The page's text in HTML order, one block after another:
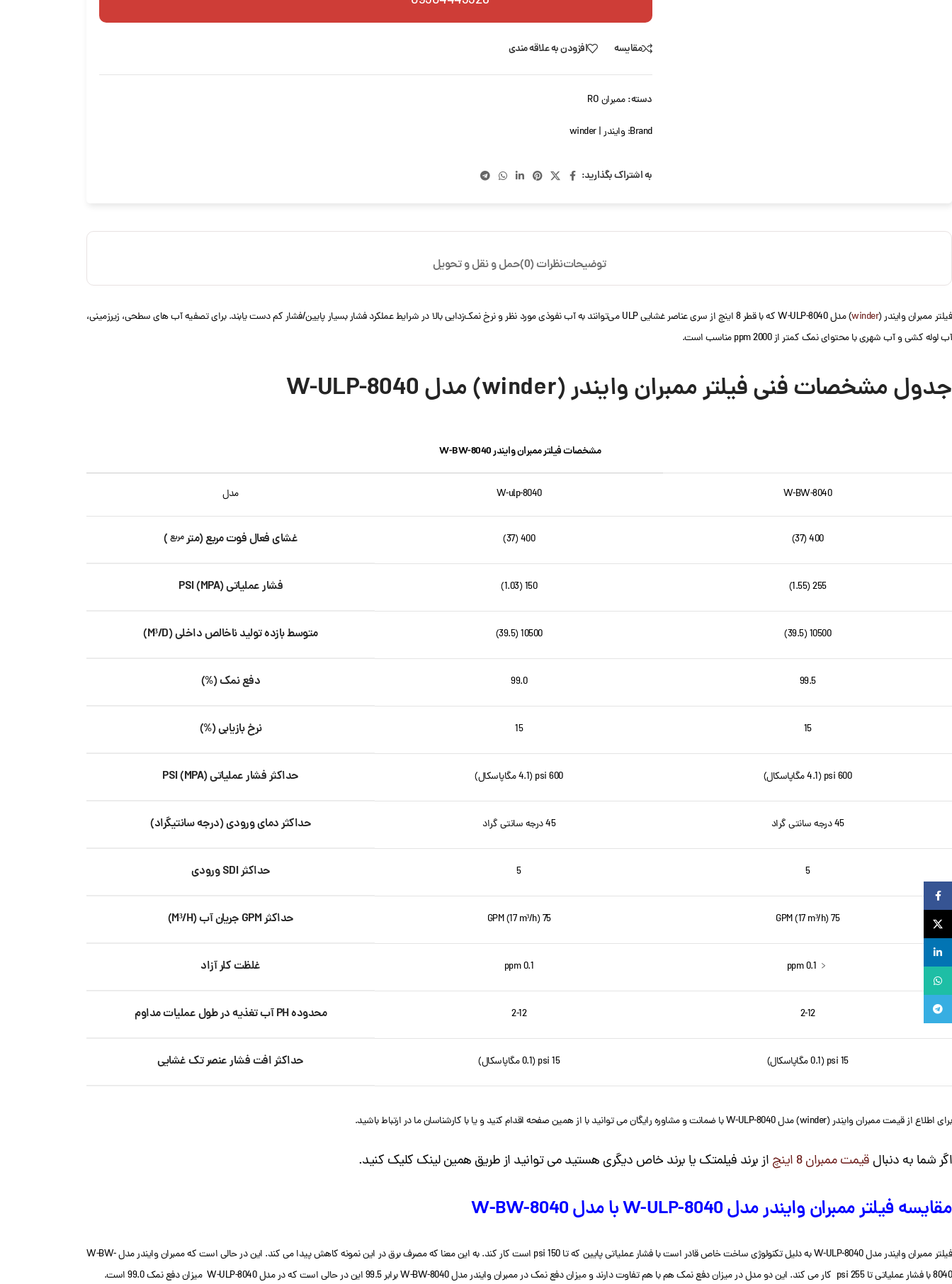
مقایسه افزودن به علاقه مندی
دسته: ممبران RO
Brand: وایندر | winder
به اشتراک بگذارید:
توضیحاتنظرات (0) حمل و نقل و تحویل
فیلتر ممبران وایندر (winder
) مدل W-ULP-8040 که با قطر 8 اینچ از سری عناصر غشایی ULP می‌توانند به آب نفوذی مورد نظر و نرخ نمک‌زدایی بالا در شرایط عملکرد فشار بسیار پایین/فشار کم دست یابند. برای تصفیه آب های سطحی، زیرزمینی،
آب لوله کشی و آب شهری با محتوای نمک کمتر از 2000 ppm مناسب است.
جدول مشخصات فنی فیلتر ممبران وایندر (winder) مدل W-ULP-8040
مشخصات فیلتر ممبران وایندر W-BW-8040
W-BW-8040
W-ulp-8040 مدل
400 (37)
400 (37) غشای فعال فوت مربع (مترمربع )
255 (1.55)
150 (1.03) فشار عملیاتی PSI (MPA)
10500 (39.5)
10500 (39.5) متوسط ​​بازده تولید ناخالص داخلی (M³/D)
99.5
99.0 دفع نمک (%)
15
15 نرخ بازیابی (%)
600 psi (4.1 مگاپاسکال) 600 psi (4.1 مگاپاسکال) حداکثر فشار عملیاتی PSI (MPA)
45 درجه سانتی گراد 45 درجه سانتی گراد حداکثر دمای ورودی (درجه سانتیگراد)
5
5 حداکثر SDI ورودی
75 GPM (17 m³/h)
75 GPM (17 m³/h) حداکثر GPM جریان آب (M³/H)
﹤ 0.1 ppm
0.1 ppm غلظت کلر آزاد
2-12
2-12 محدوده PH آب تغذیه در طول عملیات مداوم
15 psi (0.1 مگاپاسکال) 15 psi (0.1 مگاپاسکال) حداکثر افت فشار عنصر تک غشایی
برای اطلاع از قیمت ممبران وایندر (winder) مدل W-ULP-8040 با ضمانت و مشاوره رایگان می توانید با از همین صفحه اقدام کنید و یا با کارشناسان ما در ارتباط باشید.
اگر شما به دنبال قیمت ممبران 8 اینچ از برند فیلمتک یا برند خاص دیگری هستید می توانید از طریق همین لینک کلیک کنید.
مقایسه فیلتر ممبران وایندر مدل W-ULP-8040 با مدل W-BW-8040
فیلتر ممبران وایندر مدل W-ULP-8040 به دلیل تکنولوژی ساخت خاص قادر است با فشار عملیاتی پایین که تا 150 psi است کار کند. به این معنا که مصرف برق در این نمونه کاهش پیدا می کند. این در حالی است که ممبران وایندر مدل W-BW-
8040 با فشار عملیاتی تا 255 psi کار می کند. این دو مدل در میزان دفع نمک هم با هم تفاوت دارند و میزان دفع نمک در ممبران وایندر مدل W-BW-8040 برابر 99.5 این در حالی است که در مدل W-ULP-8040 میزان دفع نمک 99.0 است.
Facebook